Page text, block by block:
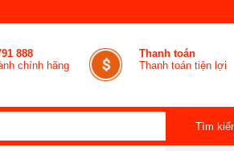
888
chính hãng
Thanh toán
Thanh toán tiện lợi